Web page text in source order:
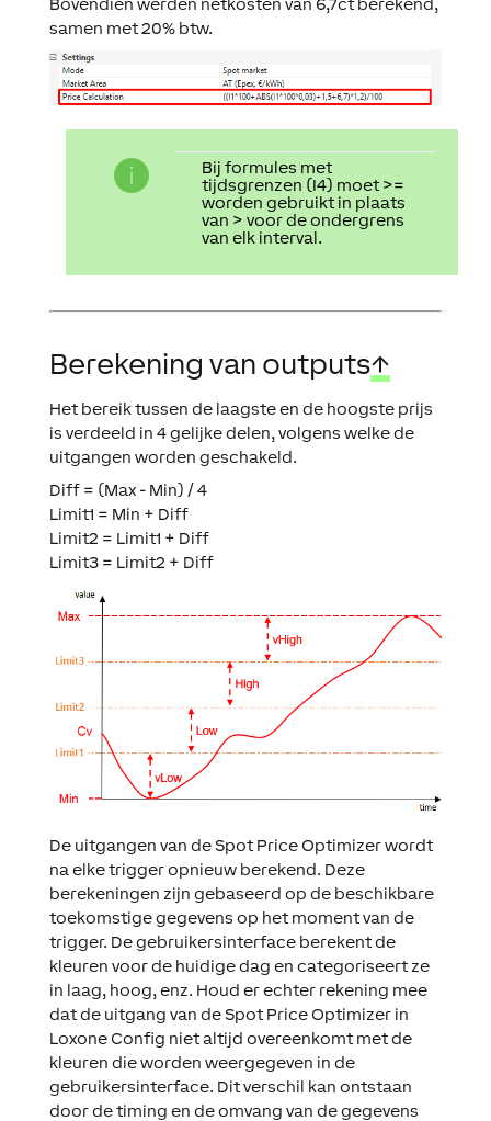
samen met 20% btw.
Bij formules met
tijdsgrenzen (I4) moet >=
worden gebruikt in plaats
van > voor de ondergrens
van elk interval.
Berekening van outputs↑
Het bereik tussen de laagste en de hoogste prijs
is verdeeld in 4 gelijke delen, volgens welke de
uitgangen worden geschakeld.
Diff = (Max - Min) / 4
Limit1 = Min + Diff
Limit2 = Limit1 + Diff
Limit3 = Limit2 + Diff
De uitgangen van de Spot Price Optimizer wordt
na elke trigger opnieuw berekend. Deze
berekeningen zijn gebaseerd op de beschikbare
toekomstige gegevens op het moment van de
trigger. De gebruikersinterface berekent de
kleuren voor de huidige dag en categoriseert ze
in laag, hoog, enz. Houd er echter rekening mee
dat de uitgang van de Spot Price Optimizer in
Loxone Config niet altijd overeenkomt met de
kleuren die worden weergegeven in de
gebruikersinterface. Dit verschil kan ontstaan
door de timing en de omvang van de gegevens